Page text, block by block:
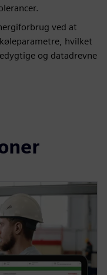
ved at
hvilket
og datadrevne